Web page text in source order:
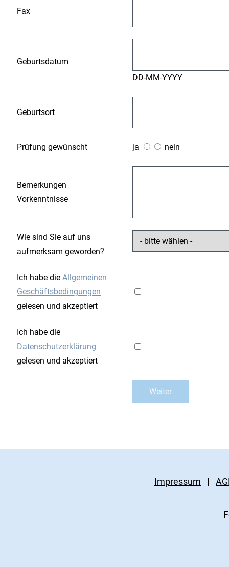
Fax
Geburtsdatum
DD-MM-YYYY
Geburtsort
Prüfung gewünscht ja nein
Bemerkungen
Vorkenntnisse
Wie sind Sie auf uns
aufmerksam geworden?
Ich habe die Allgemeinen
Geschäftsbedingungen
gelesen und akzeptiert
Ich habe die
Datenschutzerklärung
gelesen und akzeptiert
Impressum